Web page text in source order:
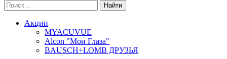
Акции
MYACUVUE
Alcon "Мои Глаза"
BAUSCH+LOMB ДРУЗЬЯ